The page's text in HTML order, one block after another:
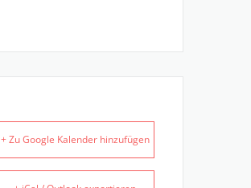
+ Zu Google Kalender hinzufügen